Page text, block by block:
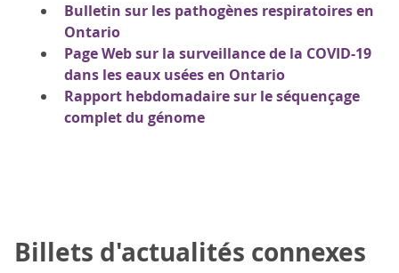
Bulletin sur les pathogènes respiratoires en
Ontario
Page Web sur la surveillance de la COVID-19
dans les eaux usées en Ontario
Rapport hebdomadaire sur le séquençage
complet du génome
Billets d'actualités connexes